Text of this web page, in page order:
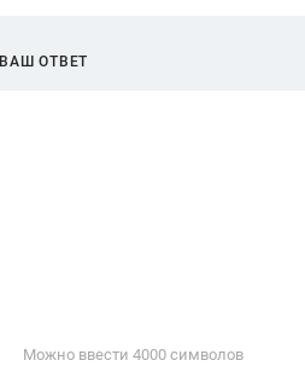
ВАШ ОТВЕТ
Можно ввести 4000 cимволов